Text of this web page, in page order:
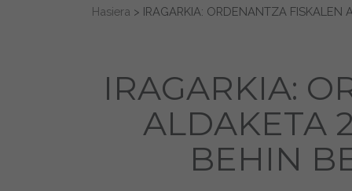
Search for:
Hasiera > IRAGARKIA: ORDENANTZA FISKALEN
IRAGARKIA:
ALDAKETA
BEHIN